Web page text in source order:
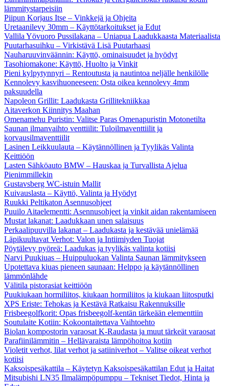
lämmitystarpeisiin
Piipun Korjaus Itse – Vinkkejä ja Ohjeita
Uretaanilevy 30mm – Käyttötarkoitukset ja Edut
Vallila Yövuoro Pussilakana – Uniapua Laadukkaasta Materiaalista
Puutarhasuihku – Virkistävä Lisä Puutarhaasi
Nauharuuvinväännin: Käyttö, ominaisuudet ja hyödyt
Tasohiomakone: Käyttö, Huolto ja Vinkit
Pieni kylpytynnyri – Rentoutusta ja nautintoa neljälle henkilölle
Kennolevy kasvihuoneeseen: Osta oikea kennolevy 4mm
paksuudella
Napoleon Grillit: Laadukasta Grillitekniikkaa
Aitaverkon Kiinnitys Maahan
Omenamehu Puristin: Valitse Paras Omenapuristin Motonetilta
Saunan ilmanvaihto venttiilit: Tuloilmaventtiilit ja
korvausilmaventtiilit
Lasinen Leikkuulauta – Käytännöllinen ja Tyylikäs Valinta
Keittiöön
Lasten Sähköauto BMW – Hauskaa ja Turvallista Ajelua
Pienimmillekin
Gustavsberg WC-istuin Mallit
Kuivauslasta – Käyttö, Valinta ja Hyödyt
Ruukki Peltikaton Asennusohjeet
Puuilo Aitaelementti: Asennusohjeet ja vinkit aidan rakentamiseen
Mustat lakanat: Laadukkaan unen salaisuus
Perkaalipuuvilla lakanat – Laadukasta ja kestävää unielämää
Läpikuultavat Verhot: Valon ja Intiimiyden Tuojat
Pöytälevy pyöreä: Laadukas ja tyylikäs valinta kotiisi
Narvi Puukiuas – Huippuluokan Valinta Saunan lämmitykseen
Upotettava kiuas pieneen saunaan: Helppo ja käytännöllinen
lämmönlähde
Välitila pistorasiat keittiöön
Puukiukaan hormiliitos, kiukaan hormiliitos ja kiukaan liitosputki
XPS Eriste: Tehokas ja Kestävä Ratkaisu Rakennuksille
Frisbeegolfkorit: Opas frisbeegolf-kentän tärkeään elementtiin
Soutulaite Kotiin: Kokoontaitettava Vaihtoehto
Biolan kompostorin varaosat K-Raudasta ja muut tärkeät varaosat
Parafiinilämmitin – Hellävaraista lämpöhoitoa kotiin
Violetit verhot, lilat verhot ja satiiniverhot – Valitse oikeat verhot
kotiisi
Kaksoispesäkattila – Käytetyn Kaksoispesäkattilan Edut ja Haitat
Mitsubishi LN35 Ilmalämpöpumppu – Tekniset Tiedot, Hinta ja